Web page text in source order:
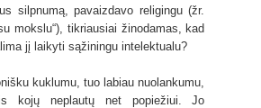
silpnumą, pavaizdavo religingu (žr.
mokslu“), tikriausiai žinodamas, kad
jį laikyti sąžiningu intelektualu?
kuklumu, tuo labiau nuolankumu,
kojų neplautų net popiežiui. Jo